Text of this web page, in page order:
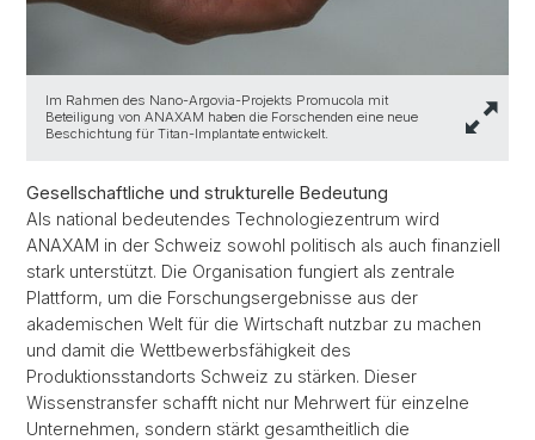
Im Rahmen des Nano-Argovia-Projekts Promucola mit
Beteiligung von ANAXAM haben die Forschenden eine neue
Beschichtung für Titan-Implantate entwickelt.
Gesellschaftliche und strukturelle Bedeutung
Als national bedeutendes Technologiezentrum wird
ANAXAM in der Schweiz sowohl politisch als auch finanziell
stark unterstützt. Die Organisation fungiert als zentrale
Plattform, um die Forschungsergebnisse aus der
akademischen Welt für die Wirtschaft nutzbar zu machen
und damit die Wettbewerbsfähigkeit des
Produktionsstandorts Schweiz zu stärken. Dieser
Wissenstransfer schafft nicht nur Mehrwert für einzelne
Unternehmen, sondern stärkt gesamtheitlich die